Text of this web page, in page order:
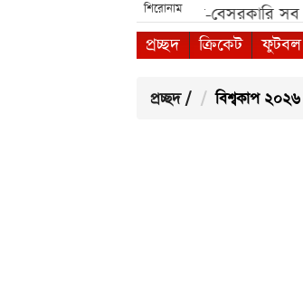
শিরোনাম
সরকারি-বেসরকারি সব
প্রচ্ছদ
ক্রিকেট ফুটবল
প্রচ্ছদ / বিশ্বকাপ